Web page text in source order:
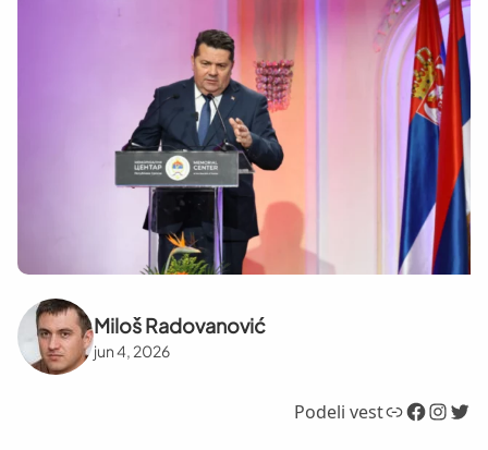
Miloš Radovanović
jun 4, 2026
Podeli vestLink Facebook InstagramTwitter